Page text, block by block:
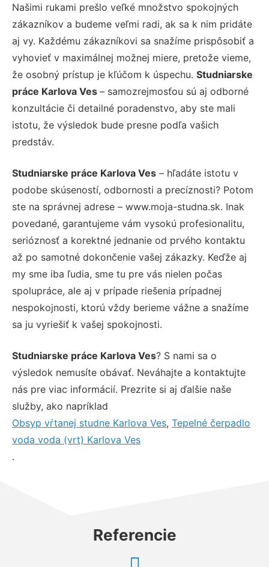
Našimi rukami prešlo veľké množstvo spokojných
zákazníkov a budeme veľmi radi, ak sa k nim pridáte
aj vy. Každému zákazníkovi sa snažíme prispôsobiť a
vyhovieť v maximálnej možnej miere, pretože vieme,
že osobný prístup je kľúčom k úspechu. Studniarske
práce Karlova Ves – samozrejmosťou sú aj odborné
konzultácie či detailné poradenstvo, aby ste mali
istotu, že výsledok bude presne podľa vašich
predstáv.
Studniarske práce Karlova Ves – hľadáte istotu v
podobe skúseností, odbornosti a precíznosti? Potom
ste na správnej adrese – www.moja-studna.sk. Inak
povedané, garantujeme vám vysokú profesionalitu,
serióznosť a korektné jednanie od prvého kontaktu
až po samotné dokončenie vašej zákazky. Keďže aj
my sme iba ľudia, sme tu pre vás nielen počas
spolupráce, ale aj v prípade riešenia prípadnej
nespokojnosti, ktorú vždy berieme vážne a snažíme
sa ju vyriešiť k vašej spokojnosti.
Studniarske práce Karlova Ves? S nami sa o
výsledok nemusíte obávať. Neváhajte a kontaktujte
nás pre viac informácií. Prezrite si aj ďalšie naše
služby, ako napríklad
Obsyp vŕtanej studne Karlova Ves, Tepelné čerpadlo
voda voda (vrt) Karlova Ves
.
Referencie